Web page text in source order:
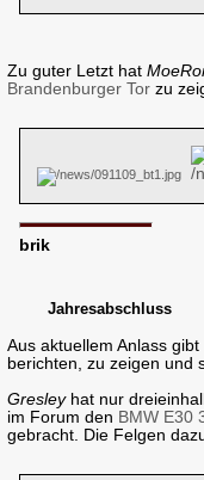
Zu guter Letzt hat
Brandenburger Tor zu
brik
Jahresabschluss
Aus aktuellem Anlass
berichten, zu zeigen und
Gresleyhat nur
im Forum den BMW E30
gebracht. Die Felgen